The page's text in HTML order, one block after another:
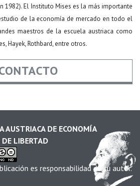
1982). El Instituto Mises es la más importante
de la economía de mercado en todo el
maestros de la escuela austriaca como
Hayek, Rothbard, entre otros.
AUSTRIACA DE ECONOMÍA
DE LIBERTAD
es responsabilidad de su autor.